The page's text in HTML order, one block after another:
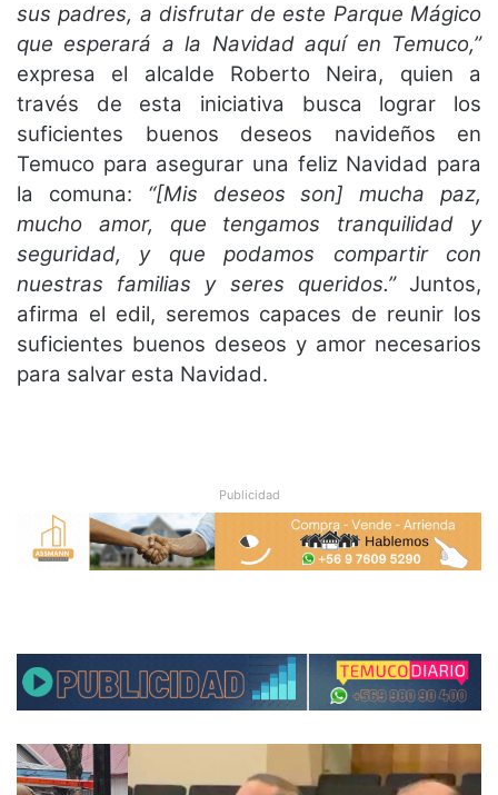
sus padres, a disfrutar de este Parque Mágico
que esperará a la Navidad aquí en Temuco,”
expresa el alcalde Roberto Neira, quien a
través de esta iniciativa busca lograr los
suficientes buenos deseos navideños en
Temuco para asegurar una feliz Navidad para
la comuna: “[Mis deseos son] mucha paz,
mucho amor, que tengamos tranquilidad y
seguridad, y que podamos compartir con
nuestras familias y seres queridos.”Juntos,
afirma el edil, seremos capaces de reunir los
suficientes buenos deseos y amor necesarios
para salvar esta Navidad.
Publicidad